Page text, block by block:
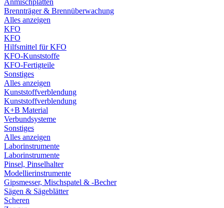
Anmischplatten
Brennträger & Brennüberwachung
Alles anzeigen
KFO
KFO
Hilfsmittel für KFO
KFO-Kunststoffe
KFO-Fertigteile
Sonstiges
Alles anzeigen
Kunststoffverblendung
Kunststoffverblendung
K+B Material
Verbundsysteme
Sonstiges
Alles anzeigen
Laborinstrumente
Laborinstrumente
Pinsel, Pinselhalter
Modellierinstrumente
Gipsmesser, Mischspatel & -Becher
Sägen & Sägeblätter
Scheren